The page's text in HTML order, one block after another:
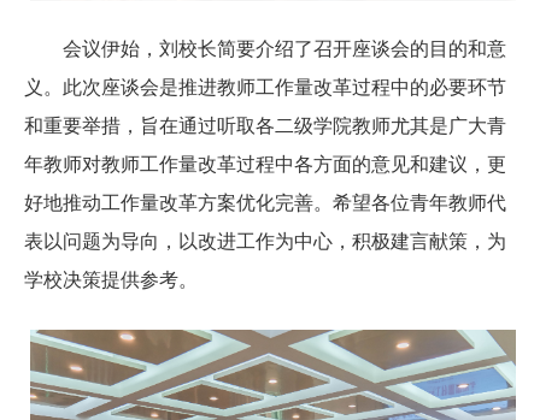
会议伊始，刘校长简要介绍了召开座谈会的目的和意
义。此次座谈会是推进教师工作量改革过程中的必要环节
和重要举措，旨在通过听取各二级学院教师尤其是广大青
年教师对教师工作量改革过程中各方面的意见和建议，更
好地推动工作量改革方案优化完善。希望各位青年教师代
表以问题为导向，以改进工作为中心，积极建言献策，为
学校决策提供参考。